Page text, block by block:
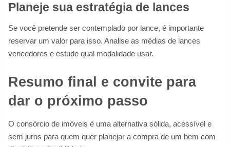
Planeje sua estratégia de lances
Se você pretende ser contemplado por lance, é importante
reservar um valor para isso. Analise as médias de lances
vencedores e estude qual modalidade usar.
Resumo final e convite para
dar o próximo passo
O consórcio de imóveis é uma alternativa sólida, acessível e
sem juros para quem quer planejar a compra de um bem com